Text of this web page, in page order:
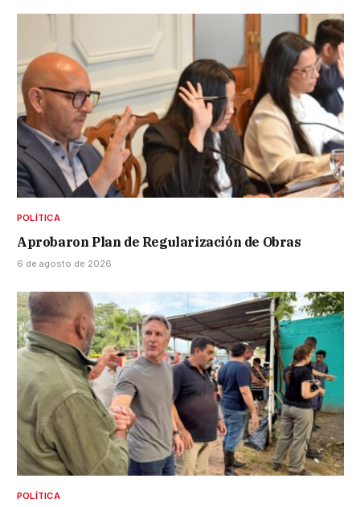
POLÍTICA
Aprobaron Plan de Regularización de Obras
6 de agosto de 2026
POLÍTICA